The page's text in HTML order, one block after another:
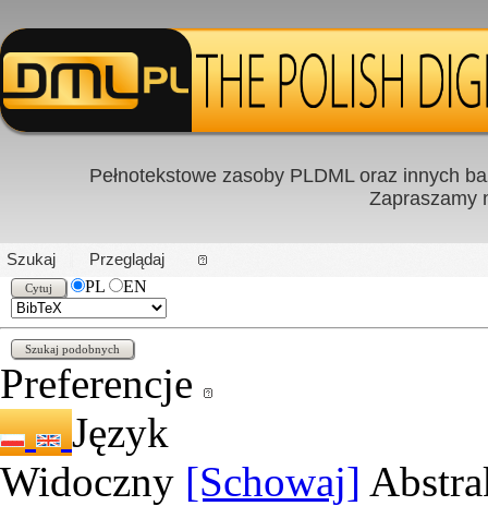
PL|EN
Pełnotekstowe zasoby PLDML oraz innych
Zapraszamy
Szukaj
Przeglądaj
PL
EN
Preferencje
Język
Widoczny [Schowaj]